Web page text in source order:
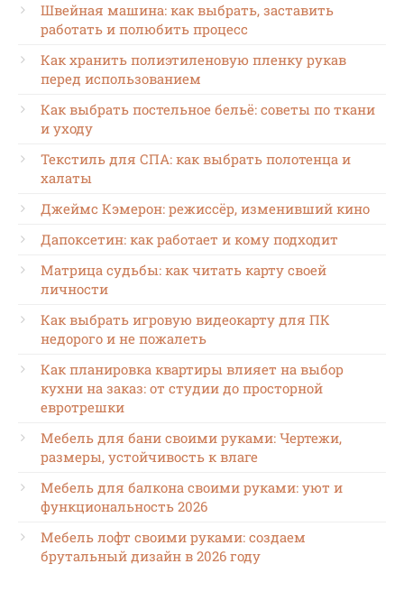
Швейная машина: как выбрать, заставить
работать и полюбить процесс
Как хранить полиэтиленовую пленку рукав
перед использованием
Как выбрать постельное бельё: советы по ткани
и уходу
Текстиль для СПА: как выбрать полотенца и
халаты
Джеймс Кэмерон: режиссёр, изменивший кино
Дапоксетин: как работает и кому подходит
Матрица судьбы: как читать карту своей
личности
Как выбрать игровую видеокарту для ПК
недорого и не пожалеть
Как планировка квартиры влияет на выбор
кухни на заказ: от студии до просторной
евротрешки
Мебель для бани своими руками: Чертежи,
размеры, устойчивость к влаге
Мебель для балкона своими руками: уют и
функциональность 2026
Мебель лофт своими руками: создаем
брутальный дизайн в 2026 году